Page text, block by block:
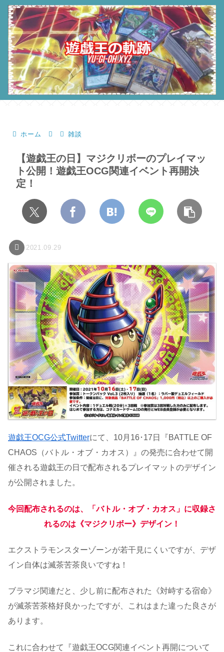
ホーム 雑談
【遊戯王の日】マジクリボーのプレイマッ
ト公開！遊戯王OCG関連イベント再開決
定！
2021.09.29
遊戯王OCG公式Twitterにて、10月16･17日『BATTLE OF
CHAOS（バトル・オブ・カオス）』の発売に合わせて開
催される遊戯王の日で配布されるプレイマットのデザイン
が公開されました。
今回配布されるのは、「バトル・オブ・カオス」に収録さ
れるのは《マジクリボー》デザイン！
エクストラモンスターゾーンが若干見にくいですが、デザ
イン自体は滅茶苦茶良いですね！
ブラマジ関連だと、少し前に配布された《対峙する宿命》
が滅茶苦茶格好良かったですが、これはまた違った良さが
あります。
これに合わせて『遊戯王OCG関連イベント再開について